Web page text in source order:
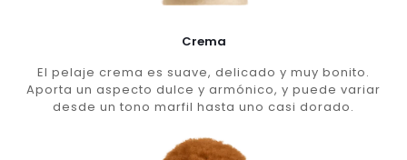
Crema
El pelaje crema es suave, delicado y muy bonito.
Aporta un aspecto dulce y armónico, y puede variar
desde un tono marfil hasta uno casi dorado.